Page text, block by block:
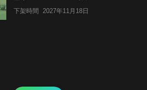
下架時間 2027年11月18日